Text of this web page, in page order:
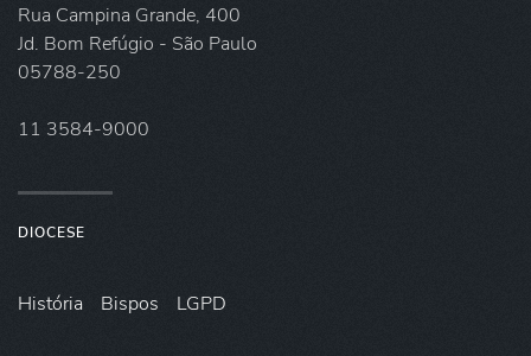
Rua Campina Grande, 400
Jd. Bom Refúgio - São Paulo
05788-250
11 3584-9000
DIOCESE
História Bispos LGPD